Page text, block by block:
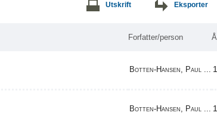
Utskrift Eksporter
Forfatter/person
Botten-Hansen, Paul ...
Botten-Hansen, Paul ...